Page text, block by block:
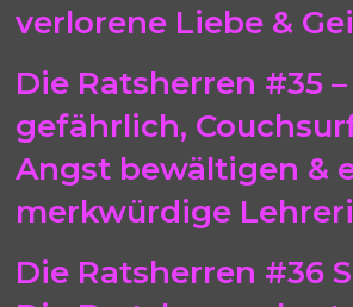
verlorene Liebe &
Die Ratsherren #35
gefährlich,
Angst bewältigen &
merkwürdige
Die Ratsherren #36